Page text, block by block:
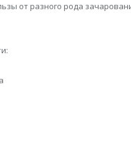
от разного рода